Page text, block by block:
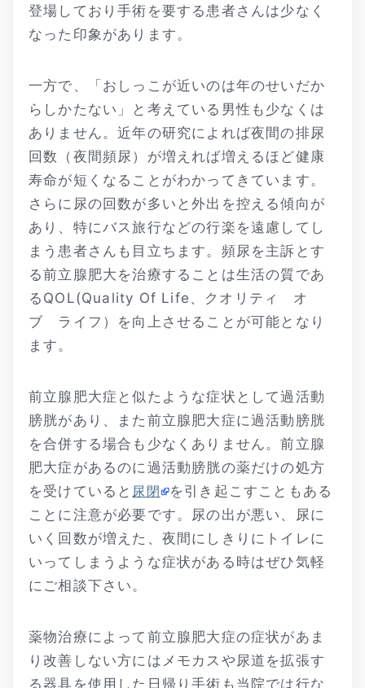
登場しており手術を要する患者さんは少なく
なった印象があります。
一方で、「おしっこが近いのは年のせいだか
らしかたない」と考えている男性も少なくは
ありません。近年の研究によれば夜間の排尿
回数（夜間頻尿）が増えれば増えるほど健康
寿命が短くなることがわかってきています。
さらに尿の回数が多いと外出を控える傾向が
あり、特にバス旅行などの行楽を遠慮してし
まう患者さんも目立ちます。頻尿を主訴とす
る前立腺肥大を治療することは生活の質であ
るQOL(Quality Of Life、クオリティ オ
ブ ライフ）を向上させることが可能となり
ます。
前立腺肥大症と似たような症状として過活動
膀胱があり、また前立腺肥大症に過活動膀胱
を合併する場合も少なくありません。前立腺
肥大症があるのに過活動膀胱の薬だけの処方
を受けていると 尿閉
を引き起こすこともある
ことに注意が必要です。尿の出が悪い、尿に
いく回数が増えた、夜間にしきりにトイレに
いってしまうような症状がある時はぜひ気軽
にご相談下さい。
薬物治療によって前立腺肥大症の症状があま
り改善しない方にはメモカスや尿道を拡張す
る器具を使用した日帰り手術も当院では行な